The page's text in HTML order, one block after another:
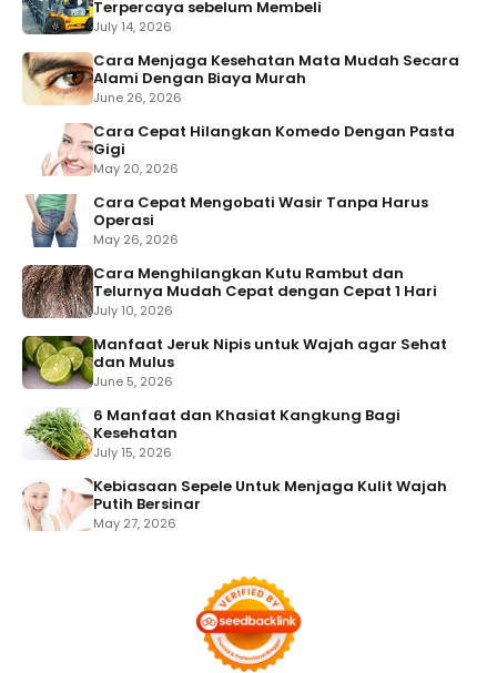
Terpercaya sebelum Membeli
July 14, 2026
Cara Menjaga Kesehatan Mata Mudah Secara
Alami Dengan Biaya Murah
June 26, 2026
Cara Cepat Hilangkan Komedo Dengan Pasta
Gigi
May 20, 2026
Cara Cepat Mengobati Wasir Tanpa Harus
Operasi
May 26, 2026
Cara Menghilangkan Kutu Rambut dan
Telurnya Mudah Cepat dengan Cepat 1 Hari
July 10, 2026
Manfaat Jeruk Nipis untuk Wajah agar Sehat
dan Mulus
June 5, 2026
6 Manfaat dan Khasiat Kangkung Bagi
Kesehatan
July 15, 2026
Kebiasaan Sepele Untuk Menjaga Kulit Wajah
Putih Bersinar
May 27, 2026